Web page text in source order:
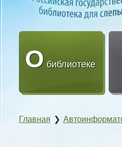
О библиотеке
Главная ❯